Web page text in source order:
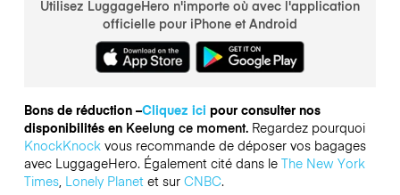
Utilisez LuggageHero n'importe où avec l'application
officielle pour iPhone et Android
Bons de réduction –Cliquez ici pour consulter nos
disponibilités en Keelung ce moment. Regardez pourquoi
KnockKnockvous recommande de déposer vos bagages
avec LuggageHero. Également cité dans le The New York
Times, Lonely Planetet sur CNBC.